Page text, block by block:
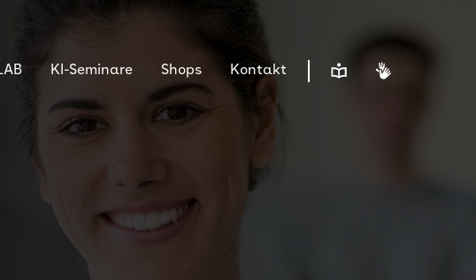
KI-Seminare Shops Kontakt Leichte Sprache